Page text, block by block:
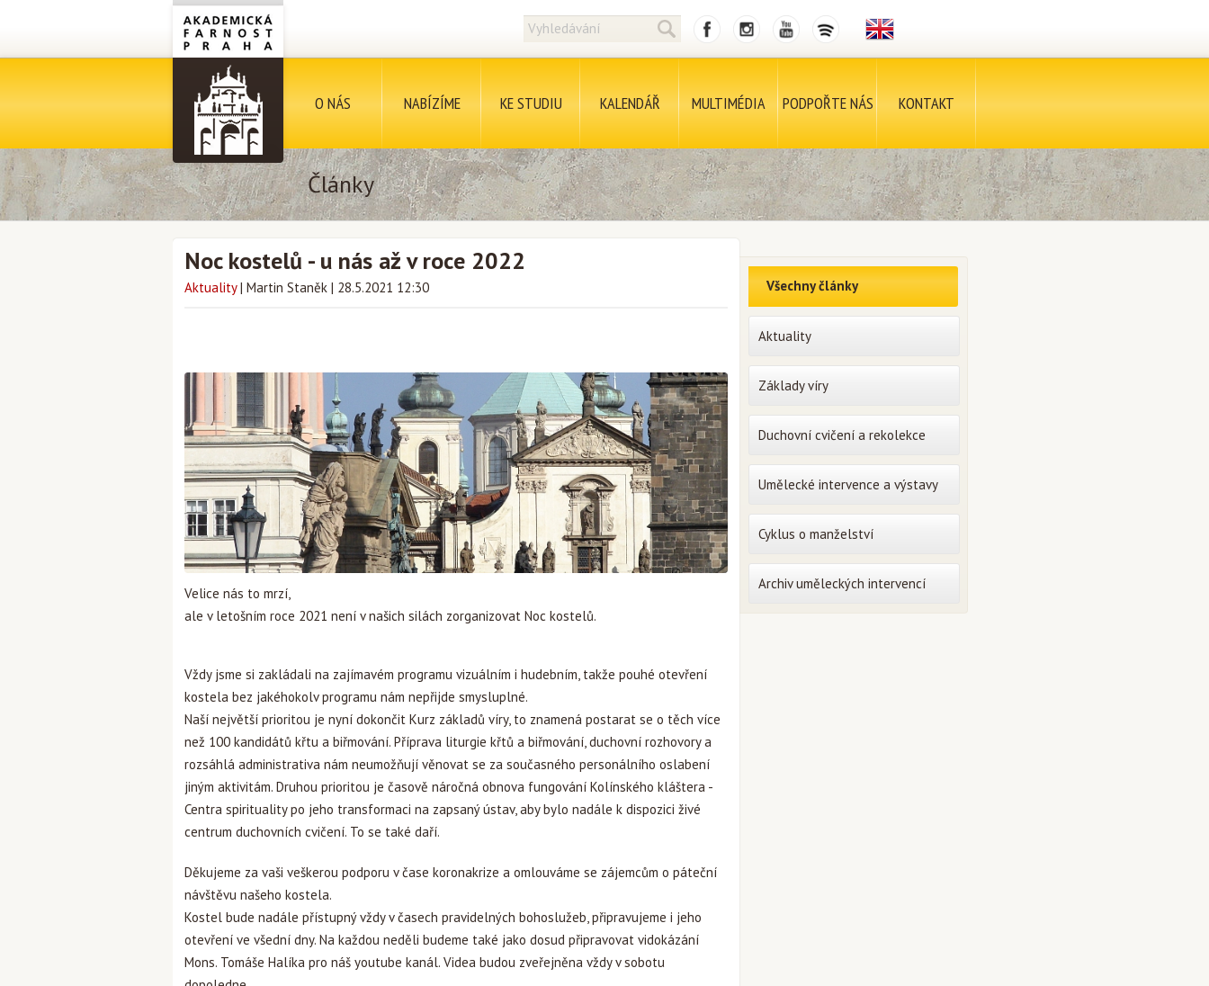
O NÁS NABÍZÍME KE STUDIU KALENDÁŘ MULTIMÉDIA PODPOŘTE NÁS KONTAKT
Články
Noc kostelů - u nás až v roce 2022
Aktuality | Martin Staněk | 28.5.2021 12:30
Velice nás to mrzí,
ale v letošním roce 2021 není v našich silách zorganizovat Noc kostelů.
Vždy jsme si zakládali na zajímavém programu vizuálním i hudebním, takže pouhé otevření
kostela bez jakéhokolv programu nám nepřijde smysluplné.
Naší největší prioritou je nyní dokončit Kurz základů víry, to znamená postarat se o těch více
než 100 kandidátů křtu a biřmování. Příprava liturgie křtů a biřmování, duchovní rozhovory a
rozsáhlá administrativa nám neumožňují věnovat se za současného personálního oslabení
jiným aktivitám. Druhou prioritou je časově náročná obnova fungování Kolínského kláštera -
Centra spirituality po jeho transformaci na zapsaný ústav, aby bylo nadále k dispozici živé
centrum duchovních cvičení. To se také daří.
Děkujeme za vaši veškerou podporu v čase koronakrize a omlouváme se zájemcům o páteční
návštěvu našeho kostela.
Kostel bude nadále přístupný vždy v časech pravidelných bohoslužeb, připravujeme i jeho
otevření ve všední dny. Na každou neděli budeme také jako dosud připravovat vidokázání
Mons. Tomáše Halíka pro náš youtube kanál. Videa budou zveřejněna vždy v sobotu
Všechny články
Aktuality
Základy víry
Duchovní cvičení a rekolekce
Umělecké intervence a výstavy
Cyklus o manželství
Archiv uměleckých intervencí